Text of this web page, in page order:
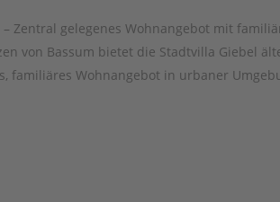
Zentral gelegenes Wohnangebot mit
von Bassum bietet die Stadtvilla Giebel
familiäres Wohnangebot in urbaner